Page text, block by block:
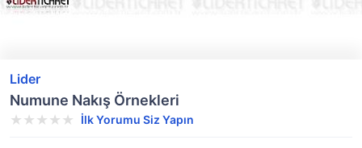
Lider
Numune Nakış Örnekleri
İlk Yorumu Siz Yapın